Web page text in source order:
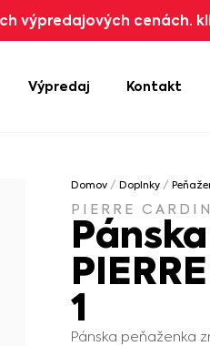
výpredajových cenách.
Výpredaj Kontakt
Domov /Doplnky /
PIERRE CARDIN
1
Pánska peňaženka